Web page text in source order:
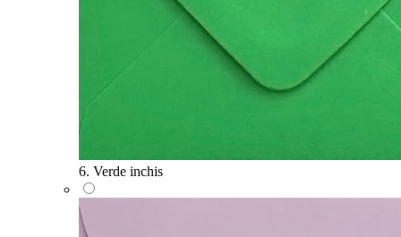
6. Verde inchis